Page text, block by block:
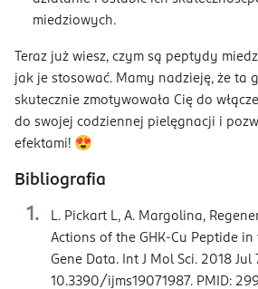
miedziowych.
Teraz już wiesz, czym są peptydy
jak je stosować. Mamy nadzieję, że ta
skutecznie zmotywowała Cię do
do swojej codziennej pielęgnacji i
efektami! 😍
Bibliografia
L. Pickart L, A. Margolina,
Actions of the GHK-Cu Peptide
Gene Data. Int J Mol Sci. 2018 Jul
10.3390/ijms19071987. PMID: